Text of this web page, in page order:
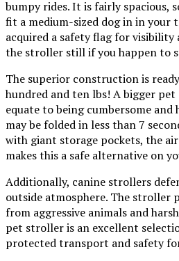
bumpy rides. It is fairly spacious,
fit a medium-sized dog in in your
acquired a safety flag for visibility
the stroller still if you happen to
The superior construction is
hundred and ten lbs! A bigger
equate to being cumbersome and
may be folded in less than 7
with giant storage pockets, the
makes this a safe alternative on
Additionally, canine strollers
outside atmosphere. The stroller
from aggressive animals and
pet stroller is an excellent
protected transport and safety